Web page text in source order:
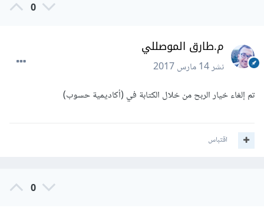
0
م.طارق الموصللي
نشر14 مارس 2017
تم إلغاء خيار الربح من خلال الكتابة في (أكاديمية حسوب)
اقتباس
0